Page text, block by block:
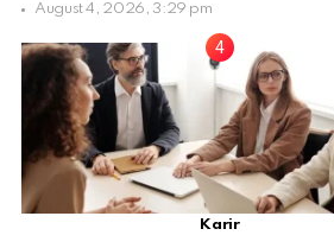
August 4, 2026, 3:29 pm
Karir